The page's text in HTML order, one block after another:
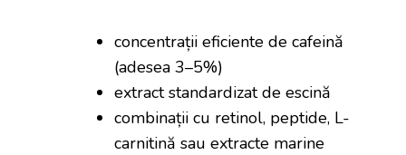
concentrații eficiente de cafeină
(adesea 3–5%)
extract standardizat de escină
combinații cu retinol, peptide, L-
carnitină sau extracte marine